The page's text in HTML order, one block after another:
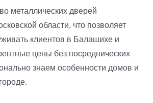
металлических дверей
области, что позволяет
клиентов в Балашихе и
цены без посреднических
знаем особенности домов и